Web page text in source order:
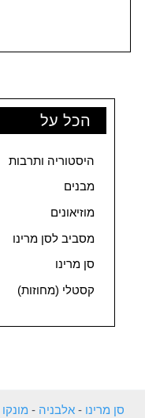
הכל על
היסטוריה ותרבות
מבנים
מוזיאונים
מסביב לסן מרינו
סן מרינו
קסטלי (מחוזות)
סן מרינו -אלבניה - מונקו